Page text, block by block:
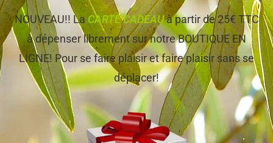
NOUVEAU!! La CARTE CADEAUà partir de 25€ TTC
à dépenser librement sur notre BOUTIQUE EN
LIGNE! Pour se faire plaisir et faire plaisir sans se
déplacer!